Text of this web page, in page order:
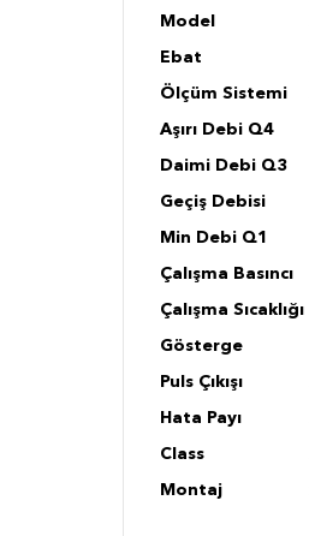
Model
Ebat
Ölçüm Sistemi
Aşırı Debi Q4
Daimi Debi Q3
Geçiş Debisi
Min Debi Q1
Çalışma Basıncı
Çalışma Sıcaklığı
Gösterge
Puls Çıkışı
Hata Payı
Class
Montaj